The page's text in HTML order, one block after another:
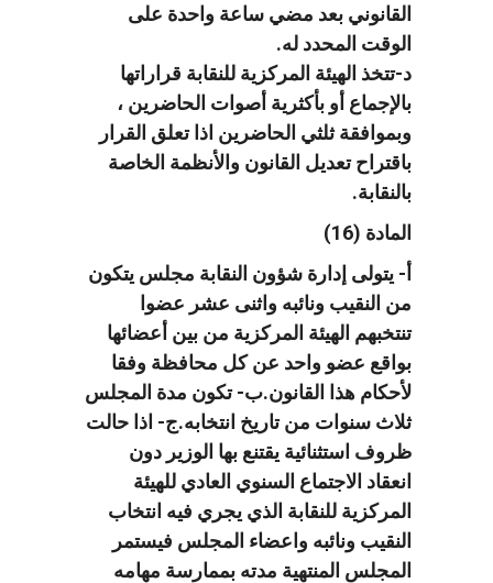
القانوني بعد مضي ساعة واحدة على
الوقت المحدد له.
د-تتخذ الهيئة المركزية للنقابة قراراتها
بالإجماع أو بأكثرية أصوات الحاضرين ،
وبموافقة ثلثي الحاضرين اذا تعلق القرار
باقتراح تعديل القانون والأنظمة الخاصة
بالنقابة.
المادة (16)
أ- يتولى إدارة شؤون النقابة مجلس يتكون
من النقيب ونائبه واثنى عشر عضوا
تنتخبهم الهيئة المركزية من بين أعضائها
بواقع عضو واحد عن كل محافظة وفقا
لأحكام هذا القانون.ب- تكون مدة المجلس
ثلاث سنوات من تاريخ انتخابه.ج- اذا حالت
ظروف استثنائية يقتنع بها الوزير دون
انعقاد الاجتماع السنوي العادي للهيئة
المركزية للنقابة الذي يجري فيه انتخاب
النقيب ونائبه واعضاء المجلس فيستمر
المجلس المنتهية مدته بممارسة مهامه